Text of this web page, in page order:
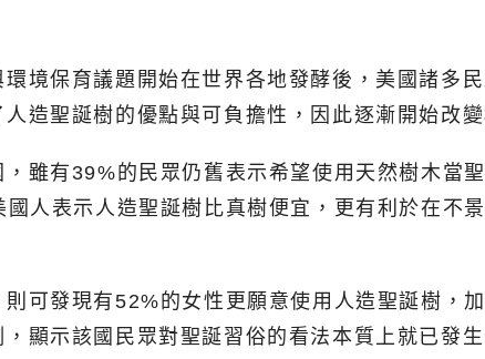
環境保育議題開始在世界各地發酵後，美國諸多
造聖誕樹的優點與可負擔性，因此逐漸開始改
雖有39%的民眾仍舊表示希望使用天然樹木當
人表示人造聖誕樹比真樹便宜，更有利於在不
可發現有52%的女性更願意使用人造聖誕樹
顯示該國民眾對聖誕習俗的看法本質上就已發